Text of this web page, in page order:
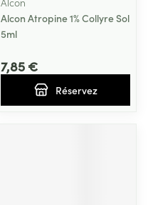
Alcon Atropine 1% Collyre Sol
5ml
7,85 €
Réservez